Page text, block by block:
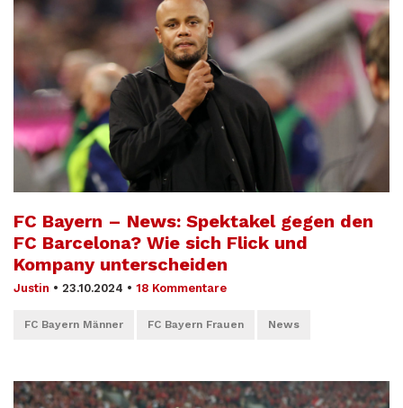
FC Bayern – News: Spektakel gegen den
FC Barcelona? Wie sich Flick und
Kompany unterscheiden
Justin • 23.10.2024 • 18 Kommentare
FC Bayern Männer FC Bayern Frauen News